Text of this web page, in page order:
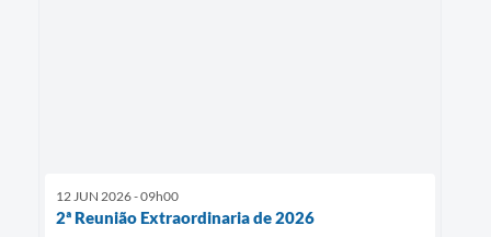
12 JUN 2026 - 09h00
2ª Reunião Extraordinaria de 2026